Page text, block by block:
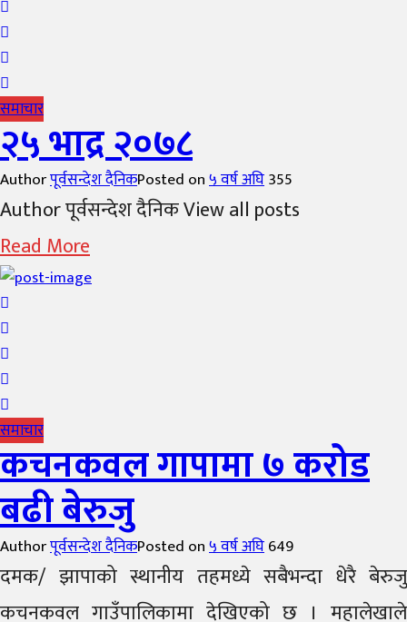
समाचार
२५ भाद्र २०७८
Authorपूर्वसन्देश दैनिकPosted on५ वर्ष अघि355
Author पूर्वसन्देश दैनिक View all posts
Read More
समाचार
कचनकवल गापामा ७ करोड
बढी बेरुजु
Authorपूर्वसन्देश दैनिकPosted on५ वर्ष अघि649
दमक/ झापाको स्थानीय तहमध्ये सबैभन्दा धेरै बेरुजु
कचनकवल गाउँपालिकामा देखिएको छ । महालेखाले